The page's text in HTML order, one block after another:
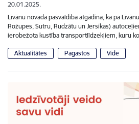
20.01.2025.
Līvānu novada pašvaldība atgādina, ka pa
Rožupes, Sutru, Rudzātu un Jersikas)
ierobežota kustība transportlīdzekļiem, kuru
Aktualitātes Pagastos Vide